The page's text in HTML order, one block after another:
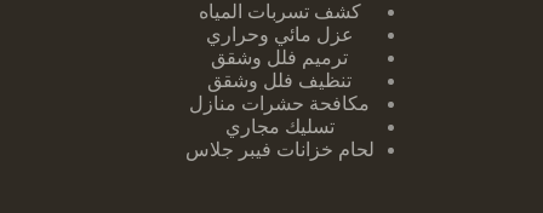
كشف تسربات ا لمياه
عزل مائي وحراري
ترميم فلل وشقق
تنظيف فلل وشقق
مكافحة حشرات منازل
تسليك مجاري
لحام خزانات فيبر جلاس